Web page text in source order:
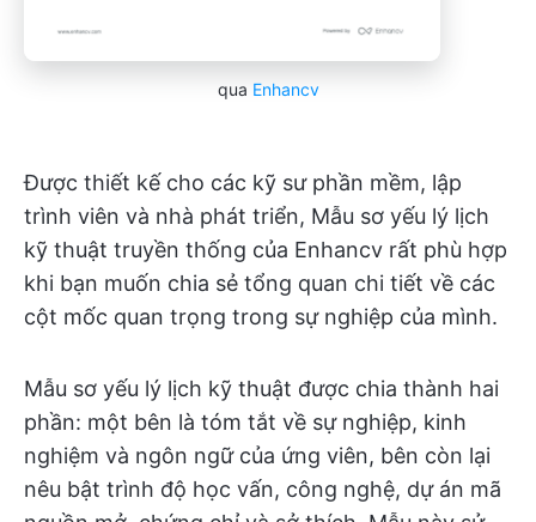
qua Enhancv
Được thiết kế cho các kỹ sư phần mềm, lập
trình viên và nhà phát triển, Mẫu sơ yếu lý lịch
kỹ thuật truyền thống của Enhancv rất phù hợp
khi bạn muốn chia sẻ tổng quan chi tiết về các
cột mốc quan trọng trong sự nghiệp của mình.
Mẫu sơ yếu lý lịch kỹ thuật được chia thành hai
phần: một bên là tóm tắt về sự nghiệp, kinh
nghiệm và ngôn ngữ của ứng viên, bên còn lại
nêu bật trình độ học vấn, công nghệ, dự án mã